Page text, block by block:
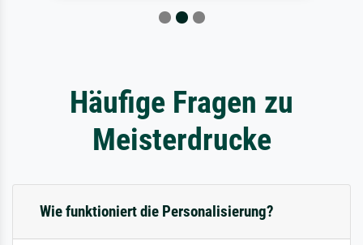
Häufige Fragen zu
Meisterdrucke
Wie funktioniert die Personalisierung?